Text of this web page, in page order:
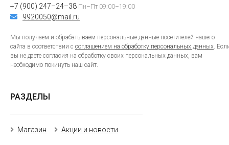
+7 (900) 247–24–38 Пн–Пт 09:00–19:00
9920050@mail.ru
Мы получаем и обрабатываем персональные данные посетителей нашего
сайта в соответствии с соглашением на обработку персональных данных.
вы не даете согласия на обработку своих персональных данных, вам
необходимо покинуть наш сайт.
РАЗДЕЛЫ
Магазин Акции и новости